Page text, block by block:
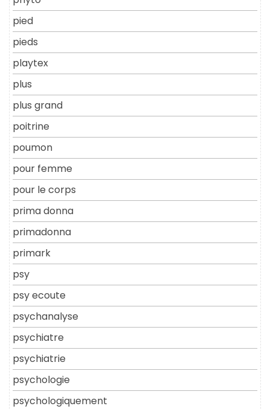
pied
pieds
playtex
plus
plus grand
poitrine
poumon
pour femme
pour le corps
prima donna
primadonna
primark
psy
psy ecoute
psychanalyse
psychiatre
psychiatrie
psychologie
psychologiquement